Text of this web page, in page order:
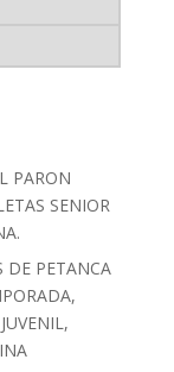
PARON
SENIOR
DE PETANCA